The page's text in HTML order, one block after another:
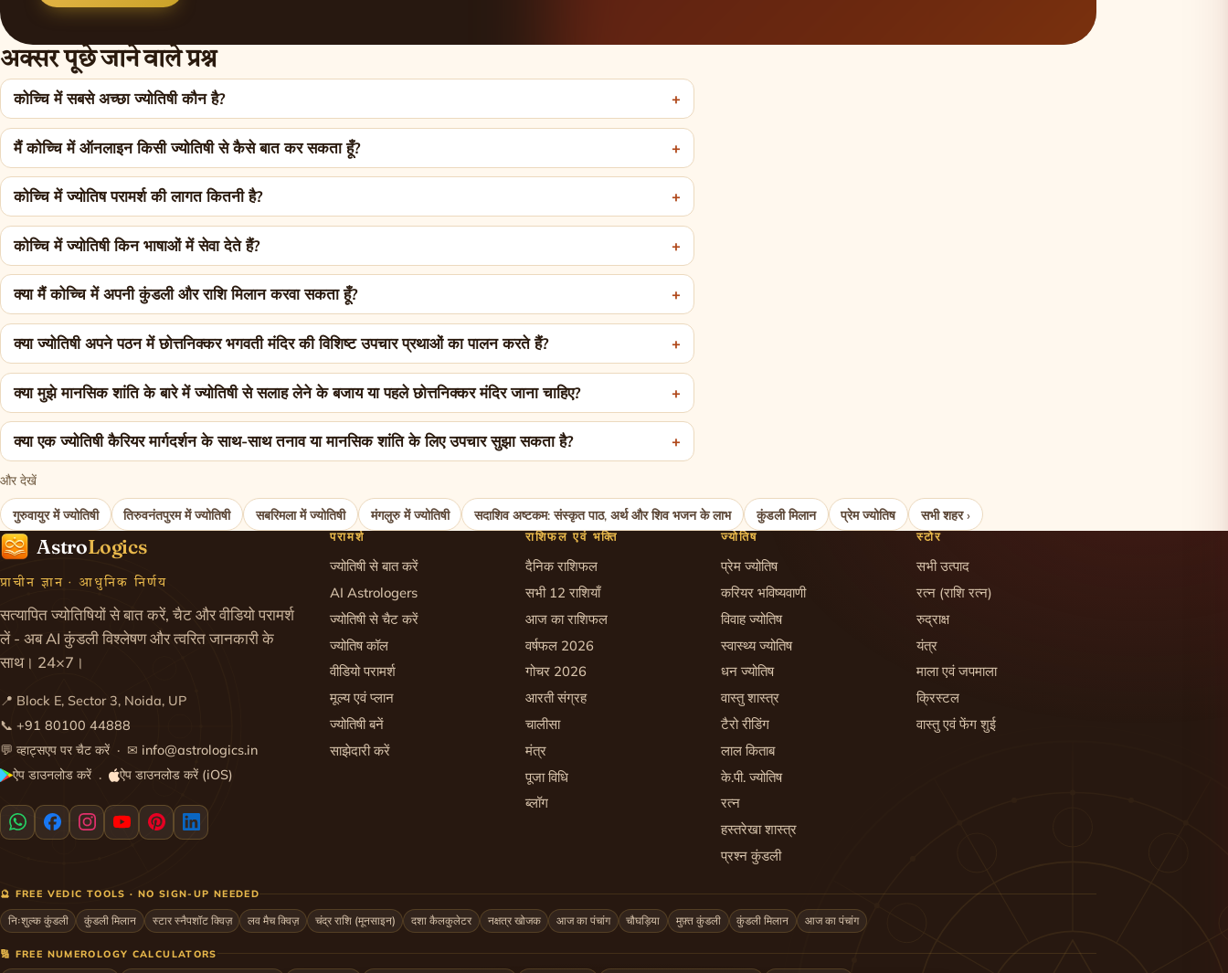
अक्सर पूछे जाने वाले प्रश्न
कोच्चि में सबसे अच्छा ज्योतिषी कौन है?
मैं कोच्चि में ऑनलाइन किसी ज्योतिषी से कैसे बात कर सकता हूँ?
कोच्चि में ज्योतिष परामर्श की लागत कितनी है?
कोच्चि में ज्योतिषी किन भाषाओं में सेवा देते हैं?
क्या मैं कोच्चि में अपनी कुंडली और राशि मिलान करवा सकता हूँ?
क्या ज्योतिषी अपने पठन में छोत्तनिक्कर भगवती मंदिर की विशिष्ट उपचार प्रथाओं का पालन करते हैं?
क्या मुझे मानसिक शांति के बारे में ज्योतिषी से सलाह लेने के बजाय या पहले छोत्तनिक्कर मंदिर जाना चाहिए?
क्या एक ज्योतिषी कैरियर मार्गदर्शन के साथ-साथ तनाव या मानसिक शांति के लिए उपचार सुझा सकता है?
और देखें
गुरुवायुर में ज्योतिषी तिरुवनंतपुरम में ज्योतिषी सबरिमला में ज्योतिषी मंगलुरु में ज्योतिषी सदाशिव अष्टकम: संस्कृत पाठ, अर्थ और शिव भजन के लाभ कुंडली मिलान प्रेम ज्योतिष सभी शहर ›
AstroLogics
प्राचीन ज्ञान · आधुनिक निर्णय
सत्यापित ज्योतिषियों से बात करें, चैट और वीडियो परामर्श
लें - अब AI कुंडली विश्लेषण और त्वरित जानकारी के
साथ। 24×7।
📍 Block E, Sector 3, Noida, UP
📞 +91 80100 44888
💬 व्हाट्सएप पर चैट करें · ✉ info@astrologics.in
ऐप डाउनलोड करें· ऐप डाउनलोड करें (iOS)
परामर्श
ज्योतिषी से बात करें
AI Astrologers
ज्योतिषी से चैट करें
ज्योतिष कॉल
वीडियो परामर्श
मूल्य एवं प्लान
ज्योतिषी बनें
साझेदारी करें
राशिफल एवं भक्ति
दैनिक राशिफल
सभी 12 राशियाँ
आज का राशिफल
वर्षफल 2026
गोचर 2026
आरती संग्रह
चालीसा
मंत्र
पूजा विधि
ब्लॉग
ज्योतिष
प्रेम ज्योतिष
करियर भविष्यवाणी
विवाह ज्योतिष
स्वास्थ्य ज्योतिष
धन ज्योतिष
वास्तु शास्त्र
टैरो रीडिंग
लाल किताब
के.पी. ज्योतिष
रत्न
हस्तरेखा शास्त्र
प्रश्न कुंडली
स्टोर
सभी उत्पाद
रत्न (राशि रत्न)
रुद्राक्ष
यंत्र
माला एवं जपमाला
क्रिस्टल
वास्तु एवं फेंग शुई
🔮 FREE VEDIC TOOLS · NO SIGN-UP NEEDED
निःशुल्क कुंडली कुंडली मिलान स्टार स्नैपशॉट क्विज़ लव मैच क्विज़ चंद्र राशि (मूनसाइन) दशा कैलकुलेटर नक्षत्र खोजक आज का पंचांग चौघड़िया मुफ़्त कुंडली कुंडली मिलान आज का पंचांग
🔢 FREE NUMEROLOGY CALCULATORS